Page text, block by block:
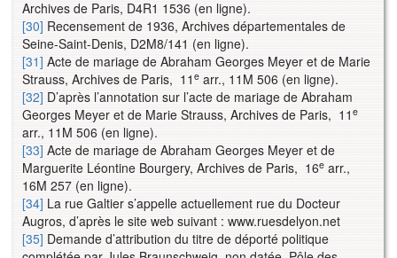
Archives de Paris, D4R1 1536 (en ligne).
[30] Recensement de 1936, Archives départementales de
Seine-Saint-Denis, D2M8/141 (en ligne).
[31] Acte de mariage de Abraham Georges Meyer et de Marie
Strauss, Archives de Paris, 11 e arr., 11M 506 (en ligne).
[32] D’après l’annotation sur l’acte de mariage de Abraham
Georges Meyer et de Marie Strauss, Archives de Paris, 11 e
arr., 11M 506 (en ligne).
[33] Acte de mariage de Abraham Georges Meyer et de
Marguerite Léontine Bourgery, Archives de Paris, 16e arr.,
16M 257 (en ligne).
[34] La rue Galtier s’appelle actuellement rue du Docteur
Augros, d’après le site web suivant : www.ruesdelyon.net
[35] Demande d’attribution du titre de déporté politique